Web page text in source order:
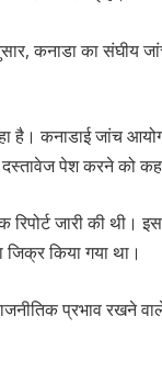
कनाडा का संघीय
है। कनाडाई जांच
पेश करने को
जारी की
किया गया था।
प्रभाव रखने